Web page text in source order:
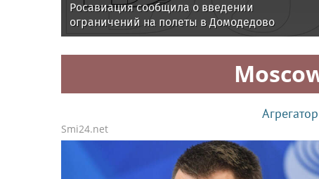
Росавиация сообщила о введении
ограничений на полеты в Домодедово
Smi24.net